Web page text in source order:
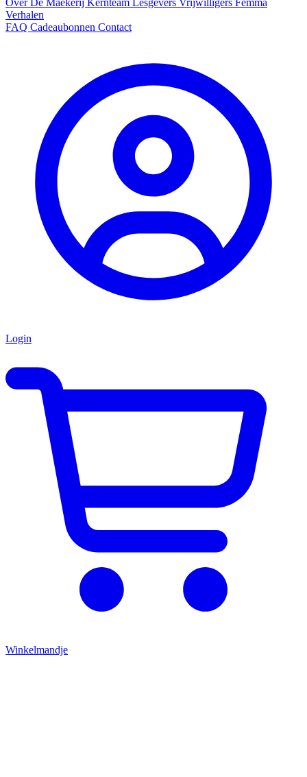
Over De Maekerij Kernteam Lesgevers Vrijwilligers Femma
Verhalen
FAQ Cadeaubonnen Contact
Login
Winkelmandje